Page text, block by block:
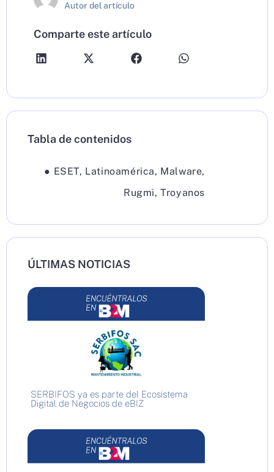
Autor del artículo
Comparte este artículo
Tabla de contenidos
● ESET, Latinoamérica, Malware,
Rugmi,Troyanos
ÚLTIMAS NOTICIAS
SERBIFOS ya es parte del Ecosistema
Digital de Negocios de eBIZ